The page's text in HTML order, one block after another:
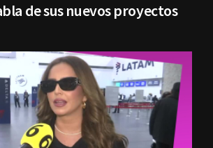
de sus nuevos proyectos